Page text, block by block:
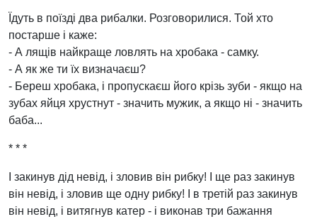
Їдуть в поїзді два рибалки. Розговорилися. Той хто
постарше і каже:
- А лящів найкраще ловлять на хробака - самку.
- А як же ти їх визначаєш?
- Береш хробака, і пропускаєш його крізь зуби - якщо на
зубах яйця хрустнут - значить мужик, а якщо ні - значить
баба...
* * *
І закинув дід невід, і зловив він рибку! І ще раз закинув
він невід, і зловив ще одну рибку! І в третій раз закинув
він невід, і витягнув катер - і виконав три бажання